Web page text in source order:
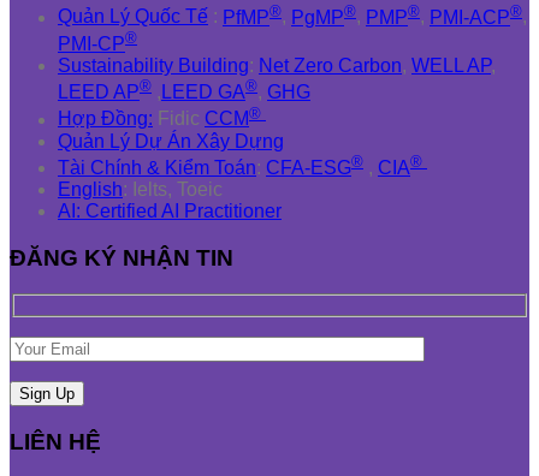
Quản Lý Quốc Tế : PfMP®, PgMP®, PMP®, PMI-ACP®,
PMI-CP®
Sustainability Building: Net Zero Carbon, WELL AP,
LEED AP® , LEED GA®, GHG
Hợp Đồng: Fidic CCM®
Quản Lý Dự Án Xây Dựng
Tài Chính & Kiểm Toán: CFA-ESG® , CIA®
English: Ielts, Toeic
AI: Certified AI Practitioner
ĐĂNG KÝ NHẬN TIN
LIÊN HỆ